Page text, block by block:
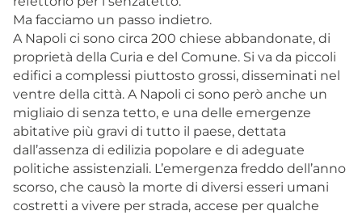
Ma facciamo un passo indietro.
A Napoli ci sono circa 200 chiese abbandonate, di
proprietà della Curia e del Comune. Si va da piccoli
edifici a complessi piuttosto grossi, disseminati nel
ventre della città. A Napoli ci sono però anche un
migliaio di senza tetto, e una delle emergenze
abitative più gravi di tutto il paese, dettata
dall’assenza di edilizia popolare e di adeguate
politiche assistenziali. L’emergenza freddo dell’anno
scorso, che causò la morte di diversi esseri umani
costretti a vivere per strada, accese per qualche